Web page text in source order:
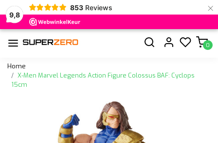
9,8
853 Reviews ×
0
Home
X-Men Marvel Legends Action Figure Colossus BAF: Cyclops
15cm